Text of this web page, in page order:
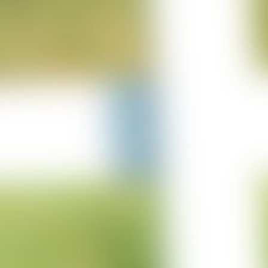
Projekt Perl Borg
Projekt Merzkirchen
05-03-2023